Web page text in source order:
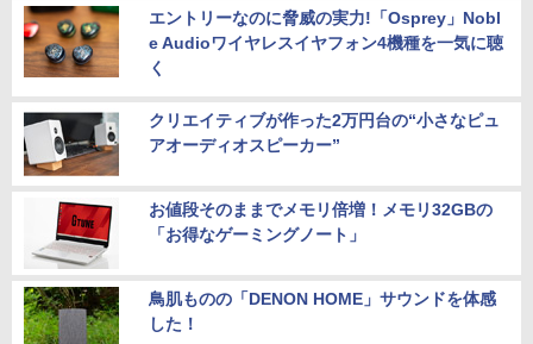
エントリーなのに脅威の実力!「Osprey」Nobl
e Audioワイヤレスイヤフォン4機種を一気に聴
く
クリエイティブが作った2万円台の“小さなピュ
アオーディオスピーカー”
お値段そのままでメモリ倍増！メモリ32GBの
「お得なゲーミングノート」
鳥肌ものの「DENON HOME」サウンドを体感
した！